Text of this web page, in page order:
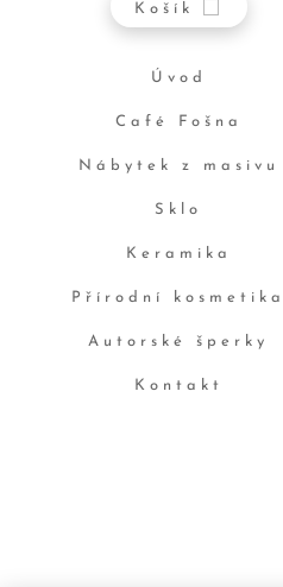
Košík
Úvod
Café Fošna
Nábytek z masivu
Sklo
Keramika
Přírodní kosmetika
Autorské šperky
Kontakt